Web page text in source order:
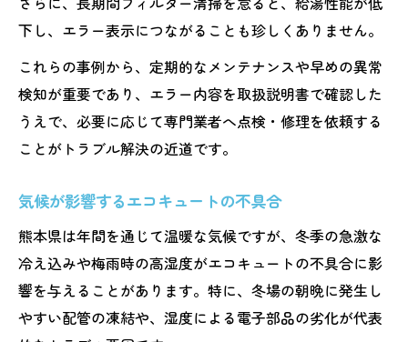
下し、エラー表示につながることも珍しくありません。
これらの事例から、定期的なメンテナンスや早めの異常
検知が重要であり、エラー内容を取扱説明書で確認した
うえで、必要に応じて専門業者へ点検・修理を依頼する
ことがトラブル解決の近道です。
気候が影響するエコキュートの不具合
熊本県は年間を通じて温暖な気候ですが、冬季の急激な
冷え込みや梅雨時の高湿度がエコキュートの不具合に影
響を与えることがあります。特に、冬場の朝晩に発生し
やすい配管の凍結や、湿度による電子部品の劣化が代表